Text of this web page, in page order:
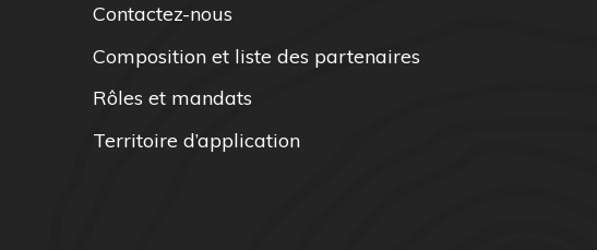
Contactez-nous
Composition et liste des partenaires
Rôles et mandats
Territoire d’application